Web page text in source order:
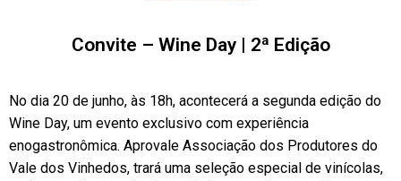
Convite – Wine Day | 2ª Edição
No dia 20 de junho, às 18h, acontecerá a segunda edição do
Wine Day, um evento exclusivo com experiência
enogastronômica. Aprovale Associação dos Produtores do
Vale dos Vinhedos, trará uma seleção especial de vinícolas,